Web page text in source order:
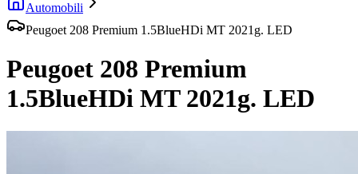
Automobili
Peugoet 208 Premium 1.5BlueHDi MT 2021g. LED
Peugoet 208 Premium
1.5BlueHDi MT 2021g. LED